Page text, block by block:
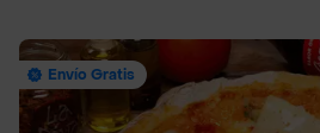
Envío Gratis